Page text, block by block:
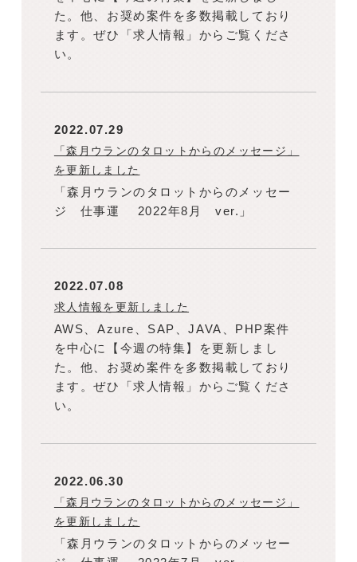
た。他、お奨め案件を多数掲載しており
ます。ぜひ「求人情報」からご覧くださ
い。
2022.07.29
「森月ウランのタロットからのメッセージ」
を更新しました
「森月ウランのタロットからのメッセー
ジ 仕事運 2022年8月 ver.」
2022.07.08
求人情報を更新しました
AWS、Azure、SAP、JAVA、PHP案件
を中心に【今週の特集】を更新しまし
た。他、お奨め案件を多数掲載しており
ます。ぜひ「求人情報」からご覧くださ
い。
2022.06.30
「森月ウランのタロットからのメッセージ」
を更新しました
「森月ウランのタロットからのメッセー